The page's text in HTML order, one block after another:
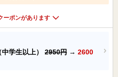
ーポンがあります
学生以上） 2950円 → 2600